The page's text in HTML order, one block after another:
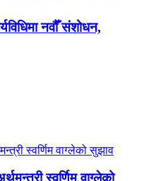
नवौँ संशोधन,
स्वर्णिम वाग्लेको